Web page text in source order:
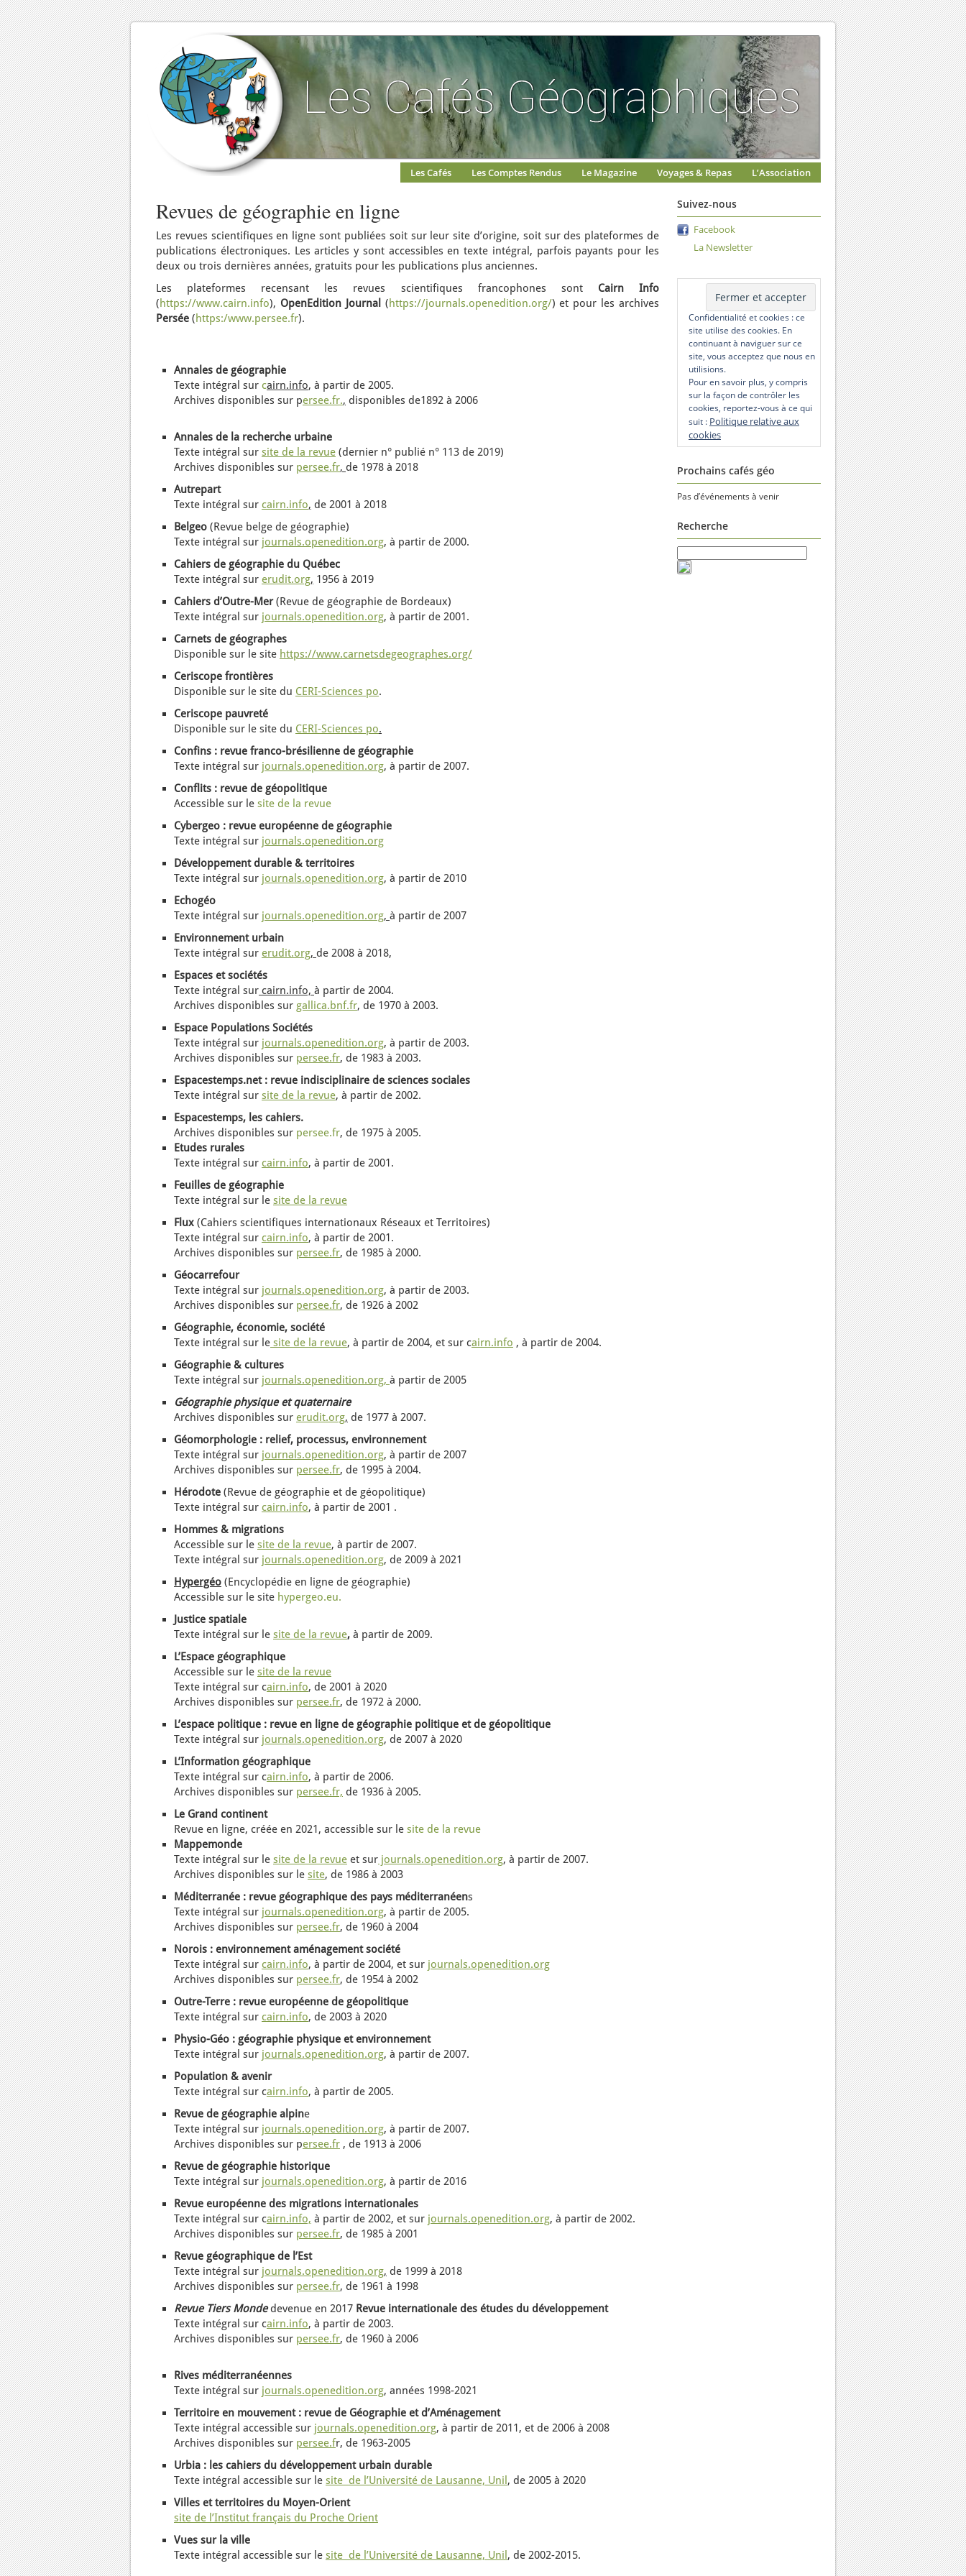
Les Cafés Les Comptes Rendus Le Magazine Voyages & Repas L’Association
Revues de géographie en ligne
Les revues scientifiques en ligne sont publiées soit sur leur site d’origine, soit sur des plateformes de
publications électroniques. Les articles y sont accessibles en texte intégral, parfois payants pour les
deux ou trois dernières années, gratuits pour les publications plus anciennes.
Les plateformes recensant les revues scientifiques francophones sont Cairn Info
(https://www.cairn.info), OpenEdition Journal (https://journals.openedition.org/) et pour les archives
Persée (https:/www.persee.fr).
Annales de géographie
Texte intégral sur cairn.info, à partir de 2005.
Archives disponibles sur persee.fr., disponibles de1892 à 2006
Annales de la recherche urbaine
Texte intégral sur site de la revue (dernier n° publié n° 113 de 2019)
Archives disponibles sur persee.fr, de 1978 à 2018
Autrepart
Texte intégral sur cairn.info, de 2001 à 2018
Belgeo (Revue belge de géographie)
Texte intégral sur journals.openedition.org, à partir de 2000.
Cahiers de géographie du Québec
Texte intégral sur erudit.org, 1956 à 2019
Cahiers d’Outre-Mer(Revue de géographie de Bordeaux)
Texte intégral sur journals.openedition.org, à partir de 2001.
Carnets de géographes
Disponible sur le site https://www.carnetsdegeographes.org/
Ceriscope frontières
Disponible sur le site du CERI-Sciences po.
Ceriscope pauvreté
Disponible sur le site du CERI-Sciences po.
Confins : revue franco-brésilienne de géographie
Texte intégral sur journals.openedition.org, à partir de 2007.
Conflits : revue de géopolitique
Accessible sur le site de la revue
Cybergeo : revue européenne de géographie
Texte intégral sur journals.openedition.org
Développement durable & territoires
Texte intégral sur journals.openedition.org, à partir de 2010
Echogéo
Texte intégral sur journals.openedition.org, à partir de 2007
Environnement urbain
Texte intégral sur erudit.org, de 2008 à 2018,
Espaces et sociétés
Texte intégral sur cairn.info, à partir de 2004.
Archives disponibles sur gallica.bnf.fr, de 1970 à 2003.
Espace Populations Sociétés
Texte intégral sur journals.openedition.org, à partir de 2003.
Archives disponibles sur persee.fr, de 1983 à 2003.
Espacestemps.net : revue indisciplinaire de sciences sociales
Texte intégral sur site de la revue, à partir de 2002.
Espacestemps, les cahiers.
Archives disponibles sur persee.fr, de 1975 à 2005.
Etudes rurales
Texte intégral sur cairn.info, à partir de 2001.
Feuilles de géographie
Texte intégral sur le site de la revue
Flux (Cahiers scientifiques internationaux Réseaux et Territoires)
Texte intégral sur cairn.info, à partir de 2001.
Archives disponibles sur persee.fr, de 1985 à 2000.
Géocarrefour
Texte intégral sur journals.openedition.org, à partir de 2003.
Archives disponibles sur persee.fr, de 1926 à 2002
Géographie, économie, société
Texte intégral sur le site de la revue, à partir de 2004, et sur cairn.info , à partir de 2004.
Géographie & cultures
Texte intégral sur journals.openedition.org, à partir de 2005
Géographie physique et quaternaire
Archives disponibles sur erudit.org, de 1977 à 2007.
Géomorphologie : relief, processus, environnement
Texte intégral sur journals.openedition.org, à partir de 2007
Archives disponibles sur persee.fr, de 1995 à 2004.
Hérodote (Revue de géographie et de géopolitique)
Texte intégral sur cairn.info, à partir de 2001 .
Hommes & migrations
Accessible sur le site de la revue, à partir de 2007.
Texte intégral sur journals.openedition.org, de 2009 à 2021
Hypergéo (Encyclopédie en ligne de géographie)
Accessible sur le site hypergeo.eu.
Justice spatiale
Texte intégral sur le site de la revue, à partir de 2009.
L’Espace géographique
Accessible sur le site de la revue
Texte intégral sur cairn.info, de 2001 à 2020
Archives disponibles sur persee.fr, de 1972 à 2000.
L’espace politique : revue en ligne de géographie politique et de géopolitique
Texte intégral sur journals.openedition.org, de 2007 à 2020
L’Information géographique
Texte intégral sur cairn.info, à partir de 2006.
Archives disponibles sur persee.fr, de 1936 à 2005.
Le Grand continent
Revue en ligne, créée en 2021, accessible sur le site de la revue
Mappemonde
Texte intégral sur le site de la revue et sur journals.openedition.org, à partir de 2007.
Archives disponibles sur le site, de 1986 à 2003
Méditerranée : revue géographique des pays méditerranéens
Texte intégral sur journals.openedition.org, à partir de 2005.
Archives disponibles sur persee.fr, de 1960 à 2004
Norois : environnement aménagement société
Texte intégral sur cairn.info, à partir de 2004, et sur journals.openedition.org
Archives disponibles sur persee.fr, de 1954 à 2002
Outre-Terre : revue européenne de géopolitique
Texte intégral sur cairn.info, de 2003 à 2020
Physio-Géo : géographie physique et environnement
Texte intégral sur journals.openedition.org, à partir de 2007.
Population & avenir
Texte intégral sur cairn.info, à partir de 2005.
Revue de géographie alpine
Texte intégral sur journals.openedition.org, à partir de 2007.
Archives disponibles sur persee.fr , de 1913 à 2006
Revue de géographie historique
Texte intégral sur journals.openedition.org, à partir de 2016
Revue européenne des migrations internationales
Texte intégral sur cairn.info, à partir de 2002, et sur journals.openedition.org, à partir de 2002.
Archives disponibles sur persee.fr, de 1985 à 2001
Revue géographique de l’Est
Texte intégral sur journals.openedition.org, de 1999 à 2018
Archives disponibles sur persee.fr, de 1961 à 1998
Revue Tiers Mondedevenue en 2017 Revue internationale des études du développement
Texte intégral sur cairn.info, à partir de 2003.
Archives disponibles sur persee.fr, de 1960 à 2006
Rives méditerranéennes
Texte intégral sur journals.openedition.org, années 1998-2021
Territoire en mouvement : revue de Géographie et d’Aménagement
Texte intégral accessible sur journals.openedition.org, à partir de 2011, et de 2006 à 2008
Archives disponibles sur persee.fr, de 1963-2005
Urbia : les cahiers du développement urbain durable
Texte intégral accessible sur le site de l’Université de Lausanne, Unil , de 2005 à 2020
Villes et territoires du Moyen-Orient
site de l’Institut français du Proche Orient
Vues sur la ville
Texte intégral accessible sur le site de l’Université de Lausanne, Unil , de 2002-2015.
Suivez-nous
Facebook
La Newsletter
Confidentialité et cookies : ce
site utilise des cookies. En
continuant à naviguer sur ce
site, vous acceptez que nous en
utilisions.
Pour en savoir plus, y compris
sur la façon de contrôler les
cookies, reportez-vous à ce qui
suit : Politique relative aux
cookies
Prochains cafés géo
Pas d’événements à venir
Recherche